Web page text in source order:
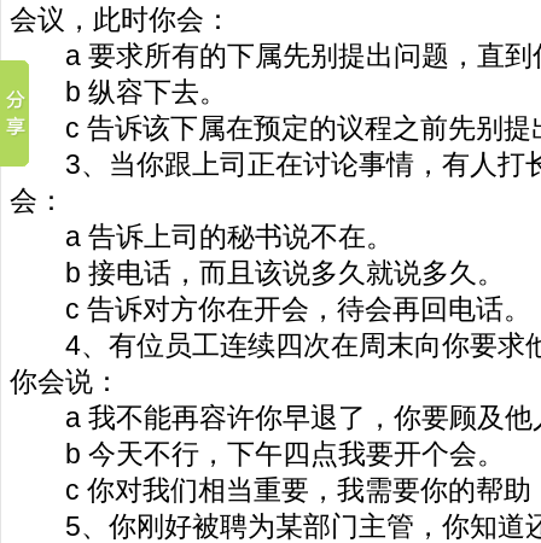
会议，此时你会：
a 要求所有的下属先别提出问题，直到
b 纵容下去。
c 告诉该下属在预定的议程之前先别提
3、当你跟上司正在讨论事情，有人打
会：
a 告诉上司的秘书说不在。
b 接电话，而且该说多久就说多久。
c 告诉对方你在开会，待会再回电话。
4、有位员工连续四次在周末向你要求
你会说：
a 我不能再容许你早退了，你要顾及他
b 今天不行，下午四点我要开个会。
c 你对我们相当重要，我需要你的帮助
5、你刚好被聘为某部门主管，你知道